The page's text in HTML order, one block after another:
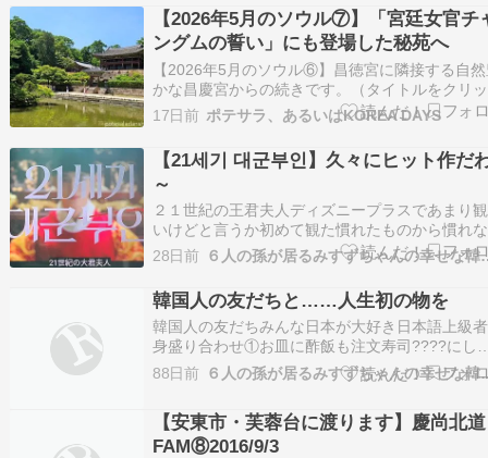
旅記録ですが、何らかの参考になれば嬉しいで
〇●〇●〇●〇●〇●〇●〇●〇●〇●〇…
【2026年5月のソウル⑦】「宮廷女官チ
ングムの誓い」にも登場した秘苑へ
【2026年5月のソウル⑥】昌徳宮に隣接する自
かな昌慶宮からの続きです。（タイトルをクリ
すると前記事が開きます）午後になって日差し
すます厳しくなる中、秘苑（ピウォン）の入場
が近づいてきた。このゲートからチケットを提
て入場する。言語ごと（日本語・韓国語：英語な
ど…
17日前 ポテサラ、あるいはKOREA DAYS
【21세기 대군부인】久々にヒット作だ
～
２１世紀の王君夫人ディズニープラスであまり
いけどと言うか初めて観た慣れたものから慣れ
ものへ動いてみた【全て韓国語表記なので面倒
に立ち…】日本語字幕では無くて日本語で観れ
イッキ見ＩＵちゃんが可愛いこの強気な生き方
と……この俳優は日本の……向井理《ムカイオサ
ム》さん…
28日前 ６人の孫が居
韓国人の友だちと……人生初の物を
韓国人の友だちみんな日本が大好き日本語上級
身盛り合わせ①お皿に酢飯も注文寿司????にし
ももちろん向こう側の3人は半袖こちら側の3人
袖そう今年はなんだか寒い半袖なんて無理代謝
多いのに次は人生初の食べ物ホヤなんだけど石
88日前 ６人の孫が居
【安東市・芙蓉台に渡ります】慶尚北道
FAM⑧2016/9/3